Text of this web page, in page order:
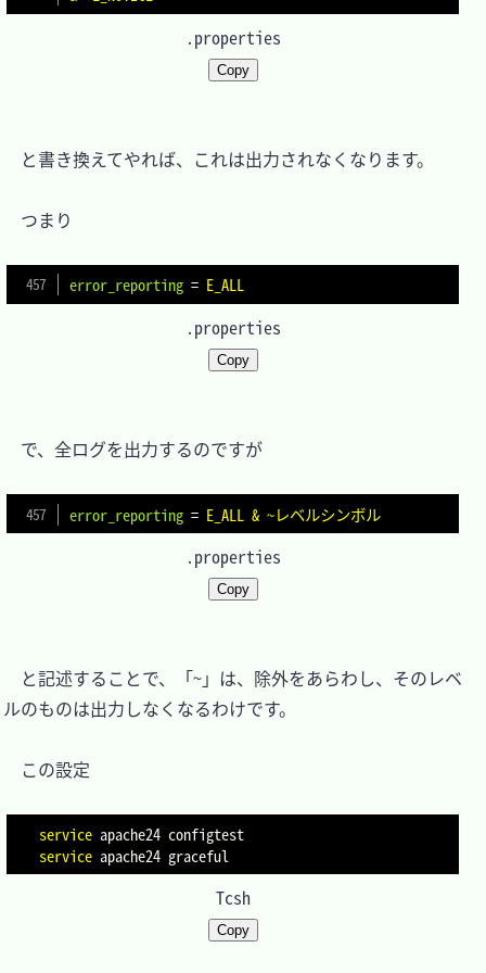
.properties
Copy
と書き換えてやれば、これは出力されなくなります。
つまり
error_reporting = E_ALL
.properties
Copy
で、全ログを出力するのですが
error_reporting = E_ALL & ~レベルシンボル
.properties
Copy
と記述することで、「~」は、除外をあらわし、そのレベ
ルのものは出力しなくなるわけです。
この設定
service
service
Tcsh
Copy